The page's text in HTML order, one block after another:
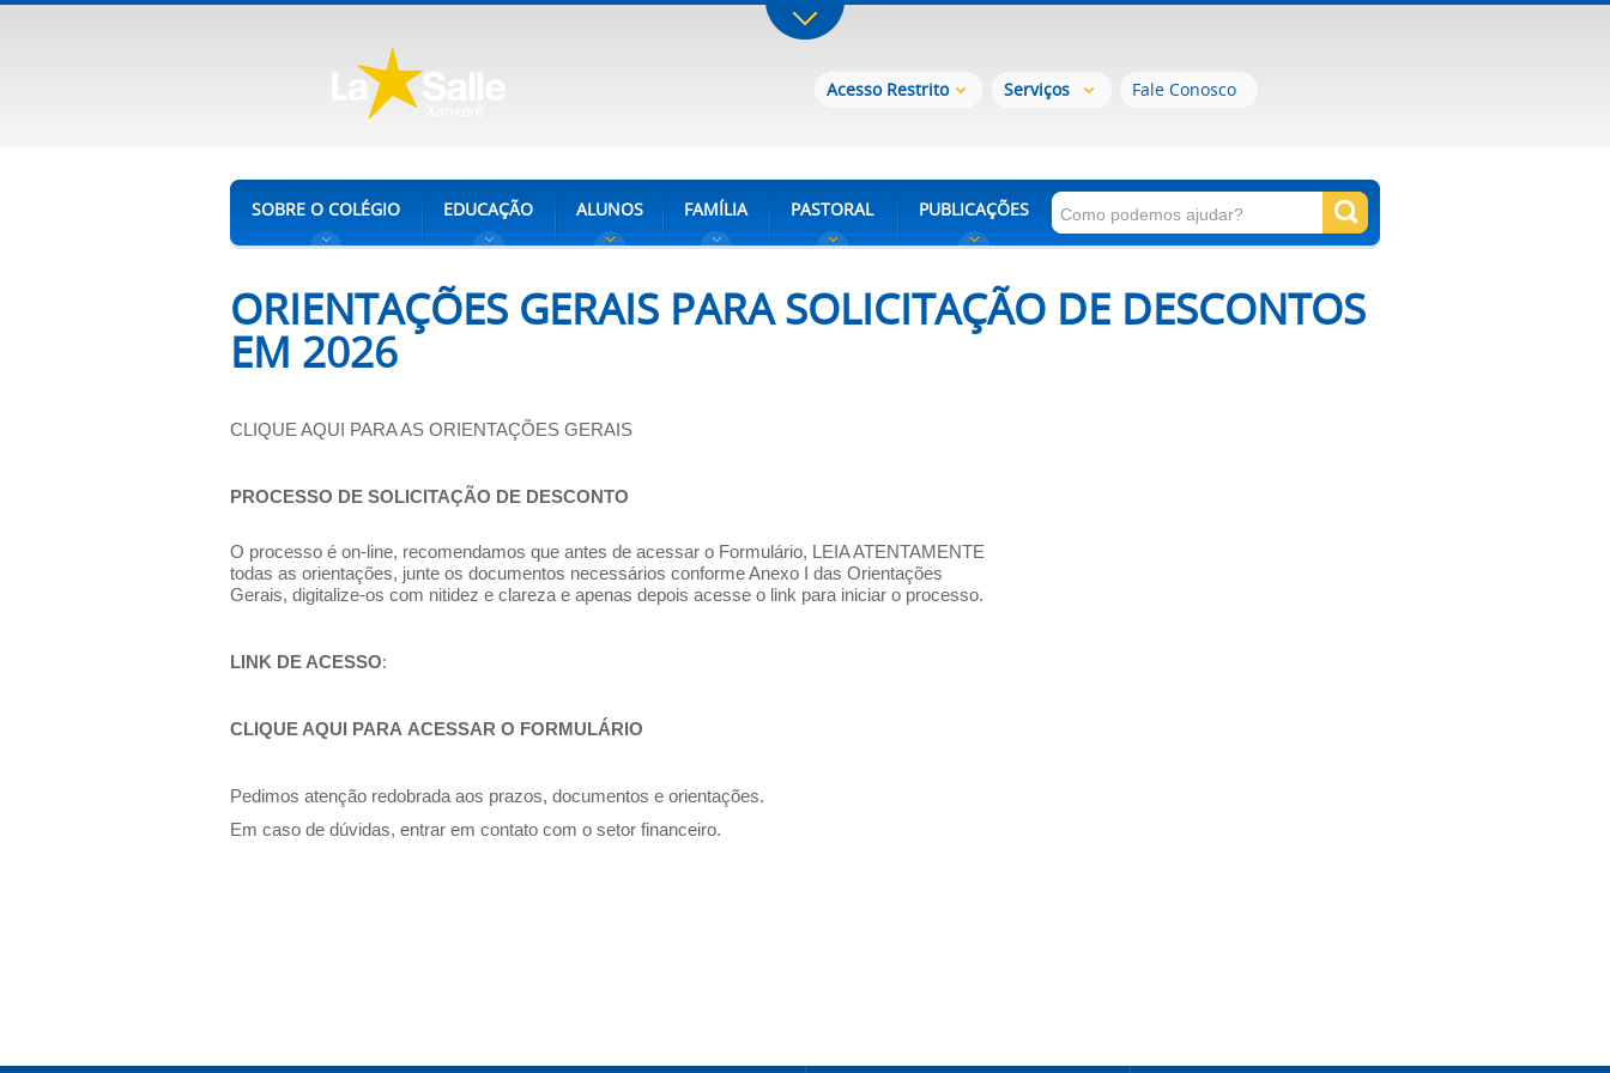
Acesso Restrito Serviços Fale Conosco
SOBRE O COLÉGIO EDUCAÇÃO ALUNOS FAMÍLIA PASTORAL PUBLICAÇÕES
ORIENTAÇÕES GERAIS PARA SOLICITAÇÃO DE DESCONTOS
EM 2026
CLIQUE AQUI PARA AS ORIENTAÇÕES GERAIS
PROCESSO DE SOLICITAÇÃO DE DESCONTO
O processo é on-line, recomendamos que antes de acessar o Formulário, LEIA ATENTAMENTE
todas as orientações, junte os documentos necessários conforme Anexo I das Orientações
Gerais, digitalize-os com nitidez e clareza e apenas depois acesse o link para iniciar o processo.
LINK DE ACESSO:
CLIQUE AQUI PARA ACESSAR O FORMULÁRIO
Pedimos atenção redobrada aos prazos, documentos e orientações.
Em caso de dúvidas, entrar em contato com o setor financeiro.